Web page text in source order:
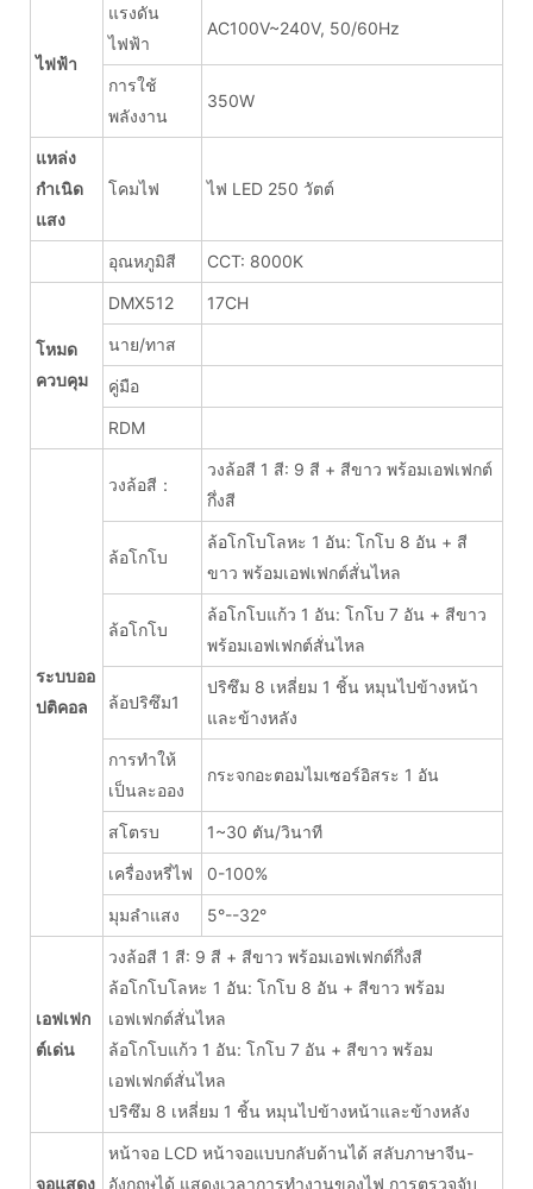
ไฟฟ้า
แรงดัน
ไฟฟ้า
AC100V~240V, 50/60Hz
การใช้
พลังงาน
350W
แหล่ง
กำเนิด
แสง
โคมไฟ ไฟ LED 250 วัตต์
อุณหภูมิสี CCT: 8000K
โหมด
ควบคุม
DMX512 17CH
นาย/ทาส
คู่มือ
RDM
ระบบออ
ปติคอล
วงล้อสี：
วงล้อสี 1 สี: 9 สี + สีขาว พร้อมเอฟเฟกต์
กึ่งสี
ล้อโกโบ
ล้อโกโบโลหะ 1 อัน: โกโบ 8 อัน + สี
ขาว พร้อมเอฟเฟกต์สั่นไหล
ล้อโกโบ
ล้อโกโบแก้ว 1 อัน: โกโบ 7 อัน + สีขาว
พร้อมเอฟเฟกต์สั่นไหล
ล้อปริซึม1
ปริซึม 8 เหลี่ยม 1 ชิ้น หมุนไปข้างหน้า
และข้างหลัง
การทำให้
เป็นละออง
กระจกอะตอมไมเซอร์อิสระ 1 อัน
สโตรบ 1~30 ตัน/วินาที
เครื่องหรี่ไฟ 0-100%
มุมลำแสง 5°--32°
เอฟเฟก
ต์เด่น
วงล้อสี 1 สี: 9 สี + สีขาว พร้อมเอฟเฟกต์กึ่งสี
ล้อโกโบโลหะ 1 อัน: โกโบ 8 อัน + สีขาว พร้อม
เอฟเฟกต์สั่นไหล
ล้อโกโบแก้ว 1 อัน: โกโบ 7 อัน + สีขาว พร้อม
เอฟเฟกต์สั่นไหล
ปริซึม 8 เหลี่ยม 1 ชิ้น หมุนไปข้างหน้าและข้างหลัง
จอแสดง
หน้าจอ LCD หน้าจอแบบกลับด้านได้ สลับภาษาจีน-
อังกฤษได้ แสดงเวลาการทำงานของไฟ การตรวจจับ